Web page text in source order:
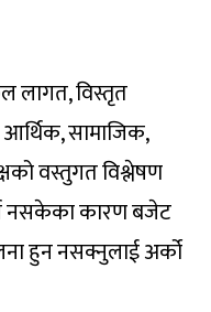
लागत, विस्तृत
सामाजिक,
वस्तुगत विश्लेषण
नसकेका कारण बजेट
हुन नसक्नुलाई अर्को